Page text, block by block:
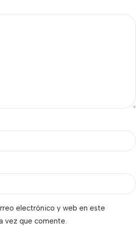
electrónico y web en este
vez que comente.